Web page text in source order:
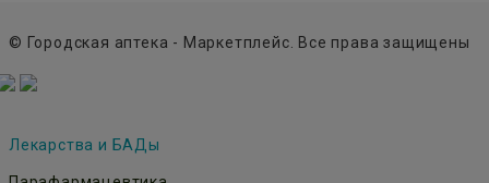
© Городская аптека - Маркетплейс. Все права защищены
Лекарства и БАДы